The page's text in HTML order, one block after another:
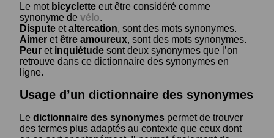
Le mot bicyclette eut être considéré comme
synonyme de vélo.
Dispute etaltercation, sont des mots synonymes.
Aimer etêtre amoureux, sont des mots synonymes.
Peur et inquiétude sont deux synonymes que l’on
retrouve dans ce dictionnaire des synonymes en
ligne.
Usage d’un dictionnaire des synonymes
Le dictionnaire des synonymes permet de trouver
des termes plus adaptés au contexte que ceux dont